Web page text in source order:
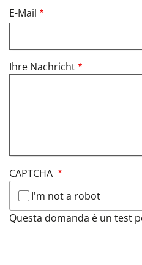
E-Mail
Ihre Nachricht
CAPTCHA
I'm not a robot